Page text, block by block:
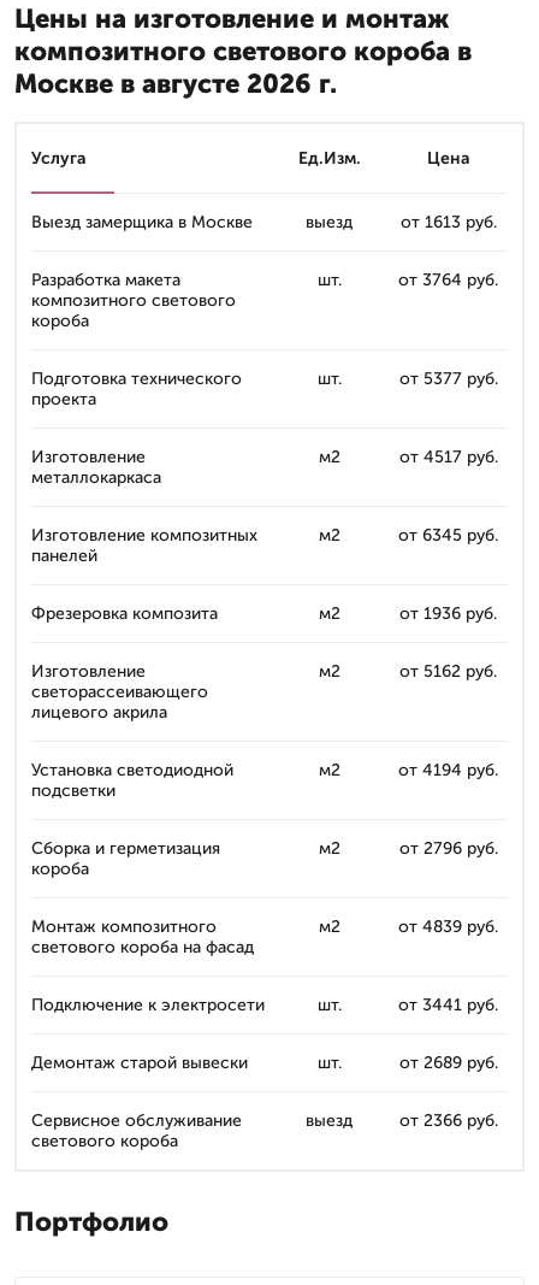
Цены на изготовление и монтаж
композитного светового короба в
Москве в августе 2026 г.
Услуга Ед.Изм. Цена
Выезд замерщика в Москве выезд от 1613 руб.
Разработка макета
композитного светового
короба
шт. от 3764 руб.
Подготовка технического
проекта
шт. от 5377 руб.
Изготовление
металлокаркаса
м2 от 4517 руб.
Изготовление композитных
панелей
м2 от 6345 руб.
Фрезеровка композита м2 от 1936 руб.
Изготовление
светорассеивающего
лицевого акрила
м2 от 5162 руб.
Установка светодиодной
подсветки
м2 от 4194 руб.
Сборка и герметизация
короба
м2 от 2796 руб.
Монтаж композитного
светового короба на фасад
м2 от 4839 руб.
Подключение к электросети шт. от 3441 руб.
Демонтаж старой вывески шт. от 2689 руб.
Сервисное обслуживание
светового короба
выезд от 2366 руб.
Портфолио